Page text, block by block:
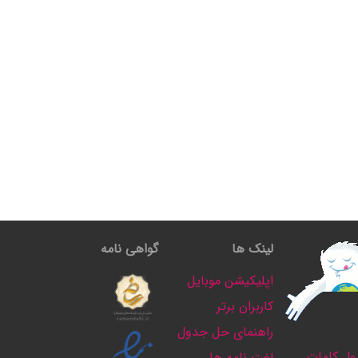
لینک ها
اپلیکیشن موبایل
کاربران برتر
راهنمای حل جدول
گواهی نامه